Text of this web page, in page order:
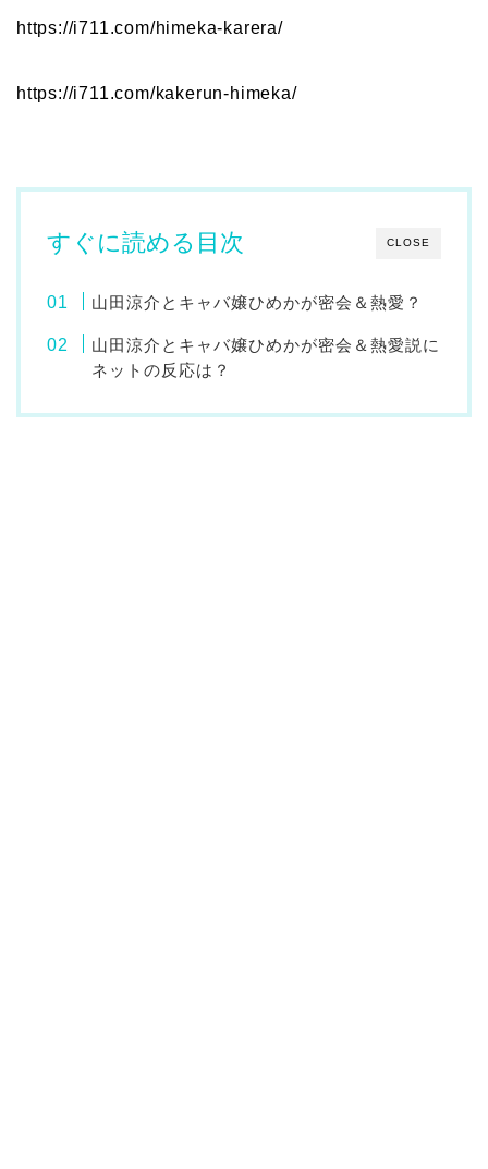
https://i711.com/himeka-karera/
https://i711.com/kakerun-himeka/
CLOSE
すぐに読める目次
山田涼介とキャバ嬢ひめかが密会＆熱愛？
山田涼介とキャバ嬢ひめかが密会＆熱愛説に
ネットの反応は？